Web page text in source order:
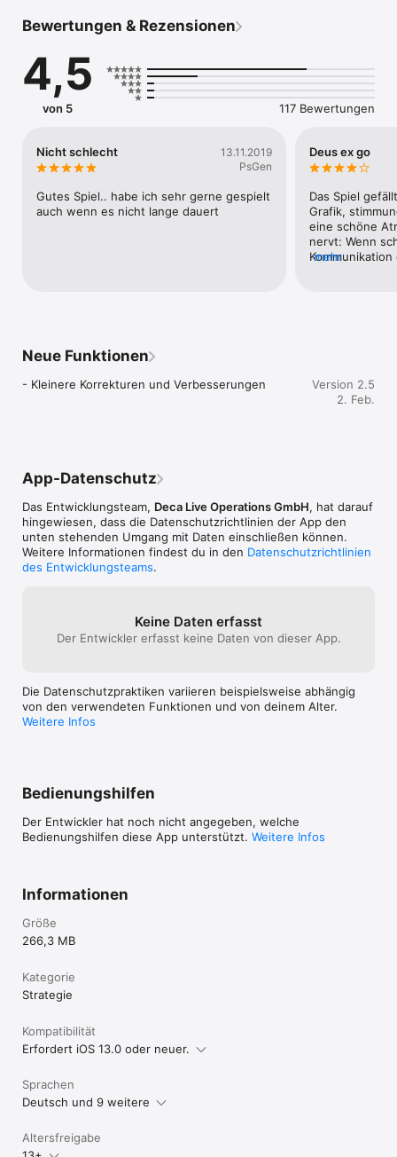
Rätsel zu entwirren. Schleiche, hacke und kämpfe dich an
Upgrades.
NEU - Erweitere dein Abenteuer mit unendlichen, kniffeligen
Inhalten und neuen Modi!
eleganten Puzzle-Ersteller
• Spiele Community-Levels, zusammengestellt durch deine
• Erlebe unendliche, kniffelige Herausforderungen mit Infinite
Play
kultiger Augmentationen
Drohnen, Läufer und mehr
• Eine raffinierte und mysteriöse Geschichte, die in einer
eine weitere beliebte Serie für Handies in dieser einzigartigen
Kannst du das Rätsel lösen? Übernehme das Schicksal von
Adam Jensen und sieh zu, wie das Puzzle Gestalt annimmt!
Hinweis:
Bewertungen & Rezensionen
4,5
von 5 117 Bewertungen
Nicht schlecht
13.11.2019
PsGen
Gutes Spiel.. habe ich sehr gerne gespielt
auch wenn es nicht lange dauert
Deus ex go
Das Spiel
Grafik,
eine schöne
nervt: Wenn
mehr
Neue Funktionen
- Kleinere Korrekturen und Verbesserungen
Version 2.5
2. Feb.
App-Datenschutz
Das Entwicklungsteam, Deca Live Operations GmbH, hat darauf
hingewiesen, dass die Datenschutz­richtlinien der App den
unten stehenden Umgang mit Daten einschließen können.
Weitere Informationen findest du in den Datenschutzrichtlinien
des Entwicklungsteams.
Keine Daten erfasst
Der Entwickler erfasst keine Daten von dieser App.
Die Datenschutzpraktiken variieren beispielsweise abhängig
von den verwendeten Funktionen und von deinem Alter.
Weitere Infos
Bedienungshilfen
Der Entwickler hat noch nicht angegeben, welche
Bedienungshilfen diese App unterstützt. Weitere Infos
Informationen
Größe
266,3 MB
Kategorie
Strategie
Kompatibilität
Erfordert iOS 13.0 oder neuer.
Sprachen
Deutsch und 9 weitere
Altersfreigabe